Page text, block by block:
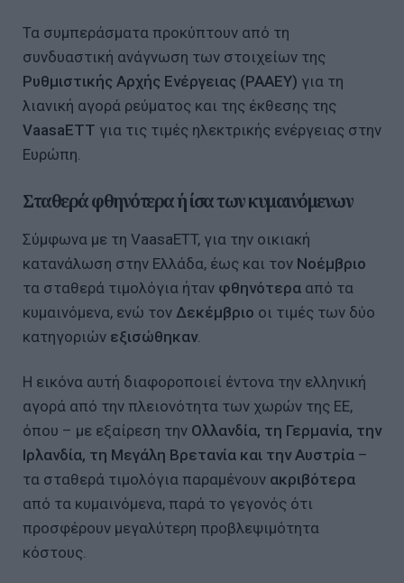
Τα συμπεράσματα προκύπτουν από τη
συνδυαστική ανάγνωση των στοιχείων της
Ρυθμιστικής Αρχής Ενέργειας (ΡΑΑΕΥ) για τη
λιανική αγορά ρεύματος και της έκθεσης της
VaasaETT για τις τιμές ηλεκτρικής ενέργειας στην
Ευρώπη.
Σταθερά φθηνότερα ή ίσα των κυμαινόμενων
Σύμφωνα με τη VaasaETT, για την οικιακή
κατανάλωση στην Ελλάδα, έως και τον Νοέμβριο
τα σταθερά τιμολόγια ήταν φθηνότερα από τα
κυμαινόμενα, ενώ τον Δεκέμβριο οι τιμές των δύο
κατηγοριών εξισώθηκαν.
Η εικόνα αυτή διαφοροποιεί έντονα την ελληνική
αγορά από την πλειονότητα των χωρών της ΕΕ,
όπου – με εξαίρεση την Ολλανδία, τη Γερμανία, την
Ιρλανδία, τη Μεγάλη Βρετανία και την Αυστρία –
τα σταθερά τιμολόγια παραμένουν ακριβότερα
από τα κυμαινόμενα, παρά το γεγονός ότι
προσφέρουν μεγαλύτερη προβλεψιμότητα
κόστους.